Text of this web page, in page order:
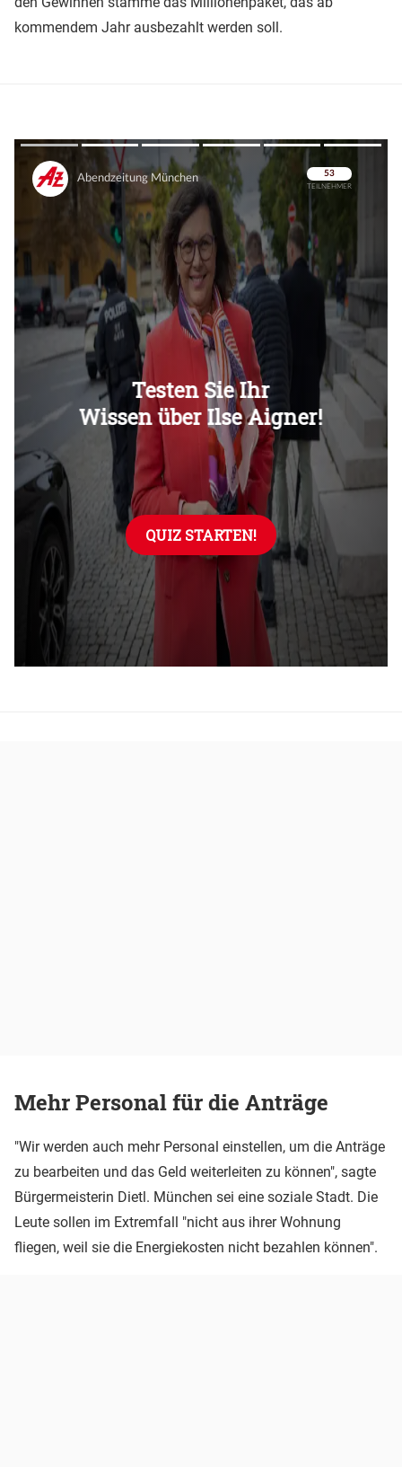
kommendem Jahr ausbezahlt werden soll.
Überspringen
Überspringen
Mehr Personal für die Anträge
"Wir werden auch mehr Personal einstellen, um die Anträge
zu bearbeiten und das Geld weiterleiten zu können", sagte
Bürgermeisterin Dietl. München sei eine soziale Stadt. Die
Leute sollen im Extremfall "nicht aus ihrer Wohnung
fliegen, weil sie die Energiekosten nicht bezahlen können".